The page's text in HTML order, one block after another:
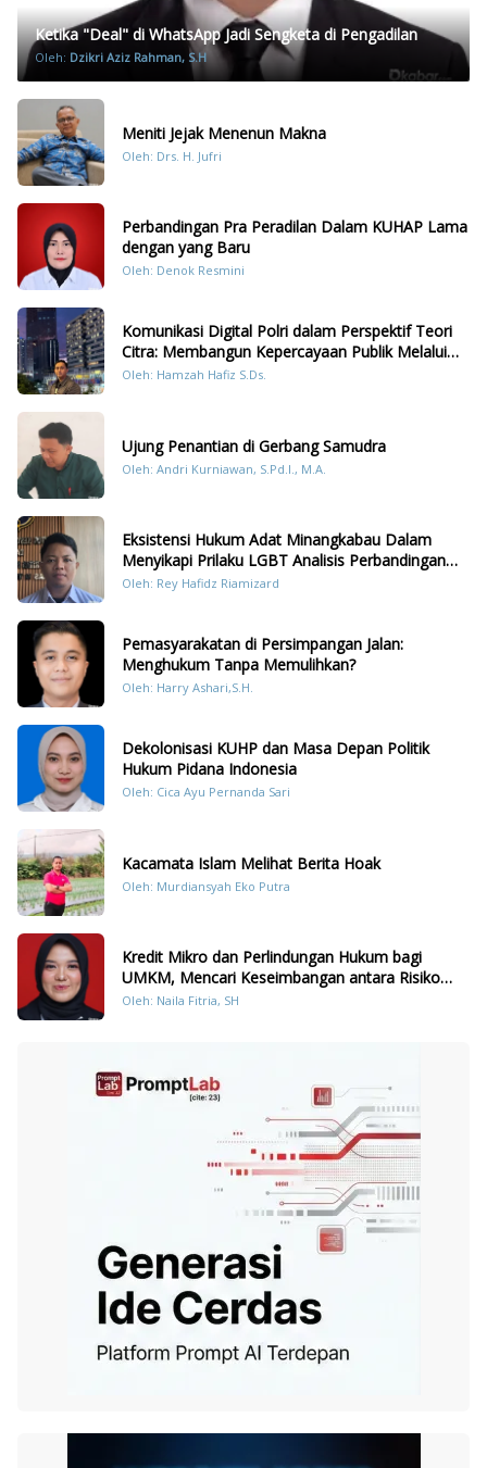
Ketika "Deal" di WhatsApp Jadi Sengketa di Pengadilan
Oleh: Dzikri Aziz Rahman, S.H
Meniti Jejak Menenun Makna
Oleh: Drs. H. Jufri
Perbandingan Pra Peradilan Dalam KUHAP Lama
dengan yang Baru
Oleh: Denok Resmini
Komunikasi Digital Polri dalam Perspektif Teori
Citra: Membangun Kepercayaan Publik Melalui
Konten Humanis Kesiapsiagaan Bencana di
Oleh: Hamzah Hafiz S.Ds.
Ujung Penantian di Gerbang Samudra
Oleh: Andri Kurniawan, S.Pd.I., M.A.
Eksistensi Hukum Adat Minangkabau Dalam
Menyikapi Prilaku LGBT Analisis Perbandingan
Dengan Hukum Pidana
Oleh: Rey Hafidz Riamizard
Pemasyarakatan di Persimpangan Jalan:
Menghukum Tanpa Memulihkan?
Oleh: Harry Ashari,S.H.
Dekolonisasi KUHP dan Masa Depan Politik
Hukum Pidana Indonesia
Oleh: Cica Ayu Pernanda Sari
Kacamata Islam Melihat Berita Hoak
Oleh: Murdiansyah Eko Putra
Kredit Mikro dan Perlindungan Hukum bagi
UMKM, Mencari Keseimbangan antara Risiko
dan Akses
Oleh: Naila Fitria, SH